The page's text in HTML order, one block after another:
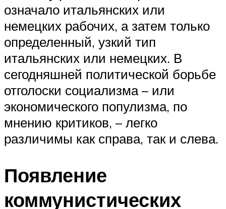
означало итальянских или
немецких рабочих, а затем только
определенный, узкий тип
итальянских или немецких. В
сегодняшней политической борьбе
отголоски социализма – или
экономического популизма, по
мнению критиков, – легко
различимы как справа, так и слева.
Появление
коммунистических